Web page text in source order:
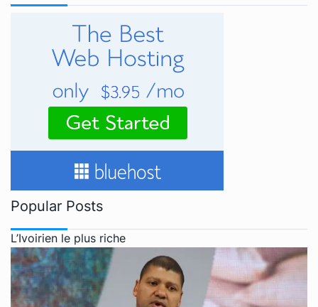
Popular Posts
L’Ivoirien le plus riche